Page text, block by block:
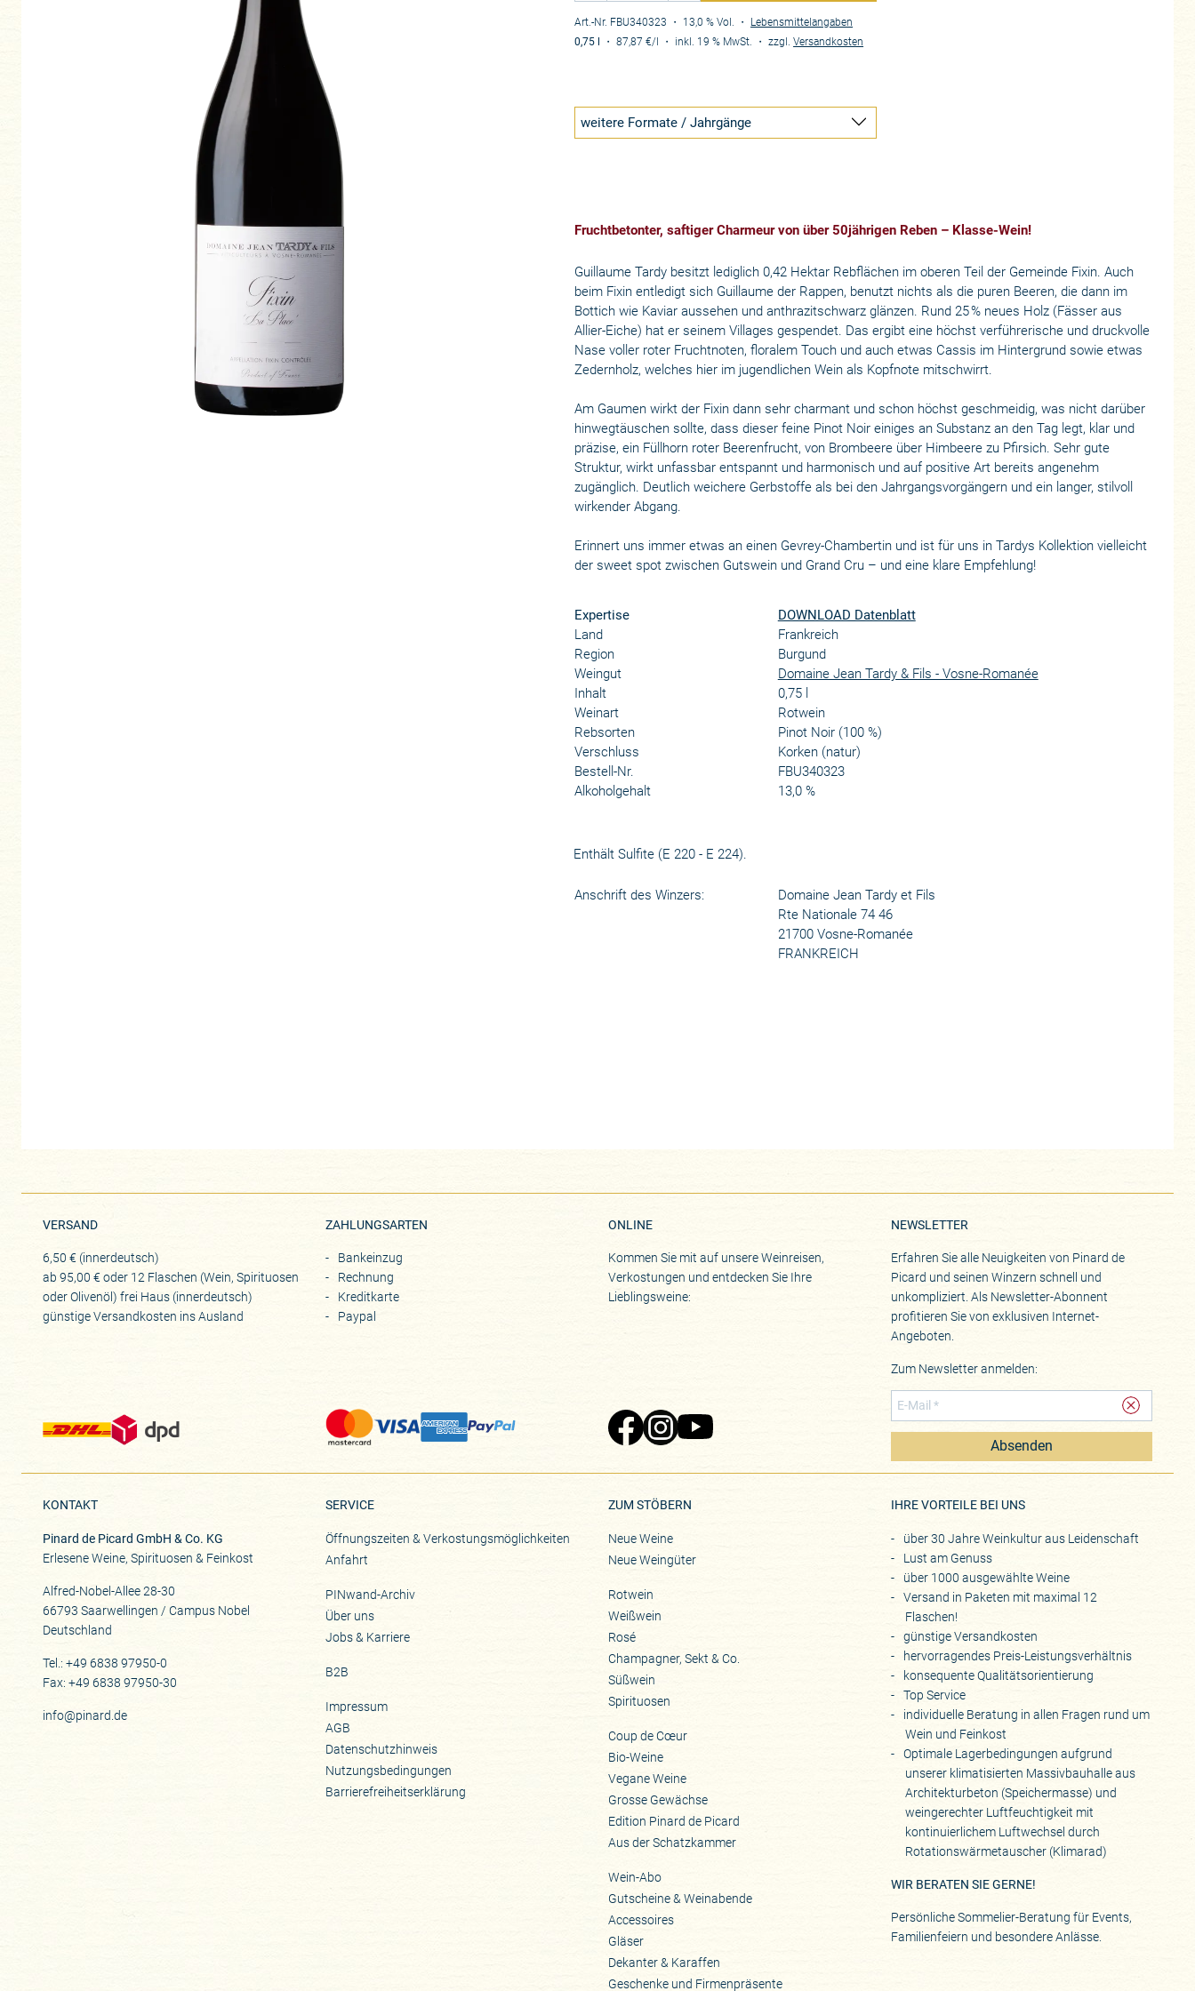
Art.-Nr. FBU340323 ・ 13,0 % Vol. ・ Lebensmittelangaben
0,75 l ・87,87 €/l ・ inkl. 19 % MwSt. ・zzgl.Versandkosten
weitere Formate / Jahrgänge
Fruchtbetonter, saftiger Charmeur von über 50jährigen Reben – Klasse-Wein!
Guillaume Tardy besitzt lediglich 0,42 Hektar Rebflächen im oberen Teil der Gemeinde Fixin. Auch
beim Fixin entledigt sich Guillaume der Rappen, benutzt nichts als die puren Beeren, die dann im
Bottich wie Kaviar aussehen und anthrazitschwarz glänzen. Rund 25 % neues Holz (Fässer aus
Allier-Eiche) hat er seinem Villages gespendet. Das ergibt eine höchst verführerische und druckvolle
Nase voller roter Fruchtnoten, floralem Touch und auch etwas Cassis im Hintergrund sowie etwas
Zedernholz, welches hier im jugendlichen Wein als Kopfnote mitschwirrt.
Am Gaumen wirkt der Fixin dann sehr charmant und schon höchst geschmeidig, was nicht darüber
hinwegtäuschen sollte, dass dieser feine Pinot Noir einiges an Substanz an den Tag legt, klar und
präzise, ein Füllhorn roter Beerenfrucht, von Brombeere über Himbeere zu Pfirsich. Sehr gute
Struktur, wirkt unfassbar entspannt und harmonisch und auf positive Art bereits angenehm
zugänglich. Deutlich weichere Gerbstoffe als bei den Jahrgangsvorgängern und ein langer, stilvoll
wirkender Abgang.
Erinnert uns immer etwas an einen Gevrey-Chambertin und ist für uns in Tardys Kollektion vielleicht
der sweet spot zwischen Gutswein und Grand Cru – und eine klare Empfehlung!
Expertise
DOWNLOAD Datenblatt
Land
Frankreich
Region
Burgund
Weingut
Domaine Jean Tardy & Fils - Vosne-Romanée
Inhalt
0,75 l
Weinart
Rotwein
Rebsorten
Pinot Noir (100 %)
Verschluss
Korken (natur)
Bestell-Nr.
FBU340323
Alkoholgehalt
13,0 %
Enthält Sulfite (E 220 - E 224).
Anschrift des Winzers:
Domaine Jean Tardy et Fils
Rte Nationale 74 46
21700 Vosne-Romanée
FRANKREICH
VERSAND
6,50 € (innerdeutsch)
ab 95,00 € oder 12 Flaschen (Wein, Spirituosen
oder Olivenöl) frei Haus (innerdeutsch)
günstige Versandkosten ins Ausland
ZAHLUNGSARTEN
Bankeinzug
Rechnung
Kreditkarte
Paypal
ONLINE
Kommen Sie mit auf unsere Weinreisen,
Verkostungen und entdecken Sie Ihre
Lieblingsweine:
NEWSLETTER
Erfahren Sie alle Neuigkeiten von Pinard de
Picard und seinen Winzern schnell und
unkompliziert. Als Newsletter-Abonnent
profitieren Sie von exklusiven Internet-
Angeboten.
Zum Newsletter anmelden:
Absenden
KONTAKT
Pinard de Picard GmbH & Co. KG
Erlesene Weine, Spirituosen & Feinkost
Alfred-Nobel-Allee 28-30
66793 Saarwellingen / Campus Nobel
Deutschland
Tel.: +49 6838 97950-0
Fax: +49 6838 97950-30
info@pinard.de
SERVICE
Öffnungszeiten & Verkostungsmöglichkeiten
Anfahrt
PINwand-Archiv
Über uns
Jobs & Karriere
B2B
Impressum
AGB
Datenschutzhinweis
Nutzungsbedingungen
Barrierefreiheitserklärung
ZUM STÖBERN
Neue Weine
Neue Weingüter
Rotwein
Weißwein
Rosé
Champagner, Sekt & Co.
Süßwein
Spirituosen
Coup de Cœur
Bio-Weine
Vegane Weine
Grosse Gewächse
Edition Pinard de Picard
Aus der Schatzkammer
Wein-Abo
Gutscheine & Weinabende
Accessoires
Gläser
Dekanter & Karaffen
Geschenke und Firmenpräsente
IHRE VORTEILE BEI UNS
über 30 Jahre Weinkultur aus Leidenschaft
Lust am Genuss
über 1000 ausgewählte Weine
Versand in Paketen mit maximal 12
Flaschen!
günstige Versandkosten
hervorragendes Preis-Leistungsverhältnis
konsequente Qualitätsorientierung
Top Service
individuelle Beratung in allen Fragen rund um
Wein und Feinkost
Optimale Lagerbedingungen aufgrund
unserer klimatisierten Massivbauhalle aus
Architekturbeton (Speichermasse) und
weingerechter Luftfeuchtigkeit mit
kontinuierlichem Luftwechsel durch
Rotationswärmetauscher (Klimarad)
WIR BERATEN SIE GERNE!
Persönliche Sommelier-Beratung für Events,
Familienfeiern und besondere Anlässe.